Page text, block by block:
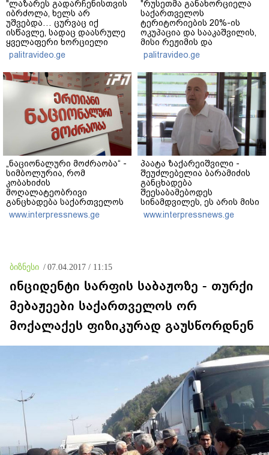
"ლაზარეს გადარჩენისთვის
იბრძოლა, ხელს არ
უშვებდა… ცურვაც იქ
ისწავლე, სადაც დაასრულე
ყველაფერი ხორციელი
ცხოვრებიდან" – რას წერს
ხობში დაღუპული დედა-
შვილის ახლობელი?
palitravideo.ge
"რუსეთმა განახორციელა
საქართველოს
ტერიტორიების 20%-ის
ოკუპაცია და სააკაშვილის,
მისი რეჟიმის და
"ნაცმოძრაობის" ღალატი
ვერანაირად ვერ
გადაფარავს ამ
დანაშაულს" - ირაკლი
კობახიძე
palitravideo.ge
„ნაციონალური მოძრაობა“ -
სიმბოლურია, რომ
კობახიძის
მოღალატეობრივი
განცხადება საქართველოს
თავისუფლებისთვის
შეწირული გმირების
www.interpressnews.ge
პაატა ზაქარეიშვილი -
შეუძლებელია ბარამიძის
განცხადება
შეესაბამებოდეს
სინამდვილეს, ეს არის მისი
მოსაზრება, აბსოლუტურად
ამოვარდნილი
www.interpressnews.ge
ბიზნესი / 07.04.2017 / 11:15
ინციდენტი სარფის საბაჟოზე - თურქი
მებაჟეები საქართველოს ორ
მოქალაქეს ფიზიკურად გაუსწორდნენ